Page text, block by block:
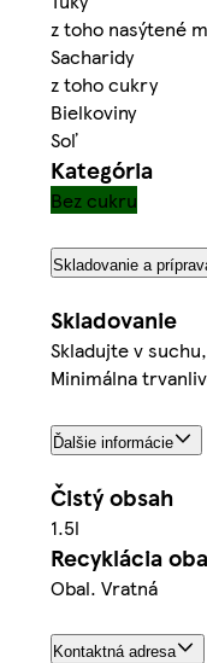
z toho nasýtené
Sacharidy
z toho cukry
Bielkoviny
Soľ
Kategória
Bez cukru
Skladovanie a
Skladovanie
Skladujte v
Minimálna
Ďalšie informácie
Čistý obsah
1.5l
Recyklácia
Obal. Vratná
Kontaktná adresa